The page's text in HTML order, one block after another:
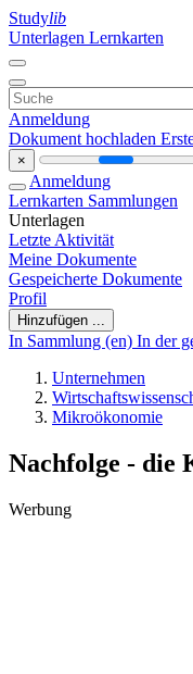
Studylib
Unterlagen Lernkarten
Anmeldung
Dokument hochladen
×
Anmeldung
Lernkarten Sammlungen
Unterlagen
Letzte Aktivität
Meine Dokumente
Gespeicherte Dokumente
Profil
Hinzufügen ...
In Sammlung (en) In der
Unternehmen
Mikroökonomie
Nachfolge - die
Werbung